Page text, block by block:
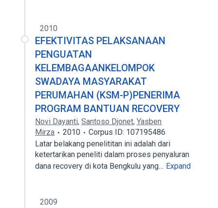
2010
EFEKTIVITAS PELAKSANAAN
PENGUATAN
KELEMBAGAANKELOMPOK
SWADAYA MASYARAKAT
PERUMAHAN (KSM-P)PENERIMA
PROGRAM BANTUAN RECOVERY
Novi Dayanti, Santoso Djonet, Yasben
Mirza
2010
Corpus ID: 107195486
Latar belakang penelititan ini adalah dari
ketertarikan peneliti dalam proses penyaluran
dana recovery di kota Bengkulu yang… Expand
2009